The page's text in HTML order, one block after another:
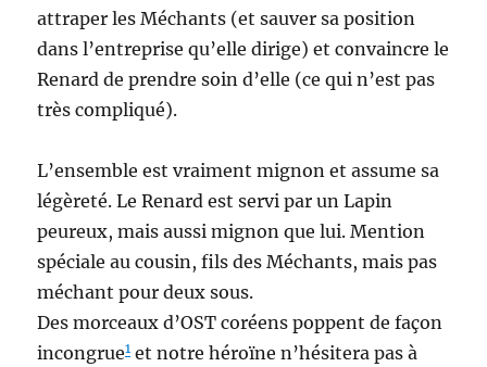
attraper les Méchants (et sauver sa position
dans l’entreprise qu’elle dirige) et convaincre le
Renard de prendre soin d’elle (ce qui n’est pas
très compliqué).
L’ensemble est vraiment mignon et assume sa
légèreté. Le Renard est servi par un Lapin
peureux, mais aussi mignon que lui. Mention
spéciale au cousin, fils des Méchants, mais pas
méchant pour deux sous.
Des morceaux d’OST coréens poppent de façon
incongrue1 et notre héroïne n’hésitera pas à